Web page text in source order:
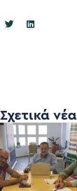
Σχετικά νέα